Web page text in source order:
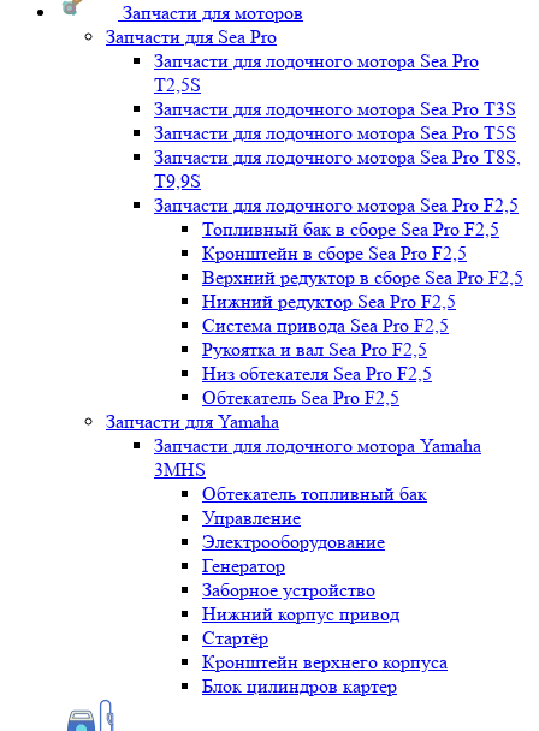
Запчасти для моторов
Запчасти для Sea Pro
Запчасти для лодочного мотора Sea Pro
Т2,5S
Запчасти для лодочного мотора Sea Pro Т3S
Запчасти для лодочного мотора Sea Pro Т5S
Запчасти для лодочного мотора Sea Pro Т8S,
T9,9S
Запчасти для лодочного мотора Sea Pro F2,5
Топливный бак в сборе Sea Pro F2,5
Кронштейн в сборе Sea Pro F2,5
Верхний редуктор в сборе Sea Pro F2,5
Нижний редуктор Sea Pro F2,5
Система привода Sea Pro F2,5
Рукоятка и вал Sea Pro F2,5
Низ обтекателя Sea Pro F2,5
Обтекатель Sea Pro F2,5
Запчасти для Yamaha
Запчасти для лодочного мотора Yamaha
3MHS
Обтекатель топливный бак
Управление
Электрооборудование
Генератор
Заборное устройство
Нижний корпус привод
Стартёр
Кронштейн верхнего корпуса
Блок цилиндров картер